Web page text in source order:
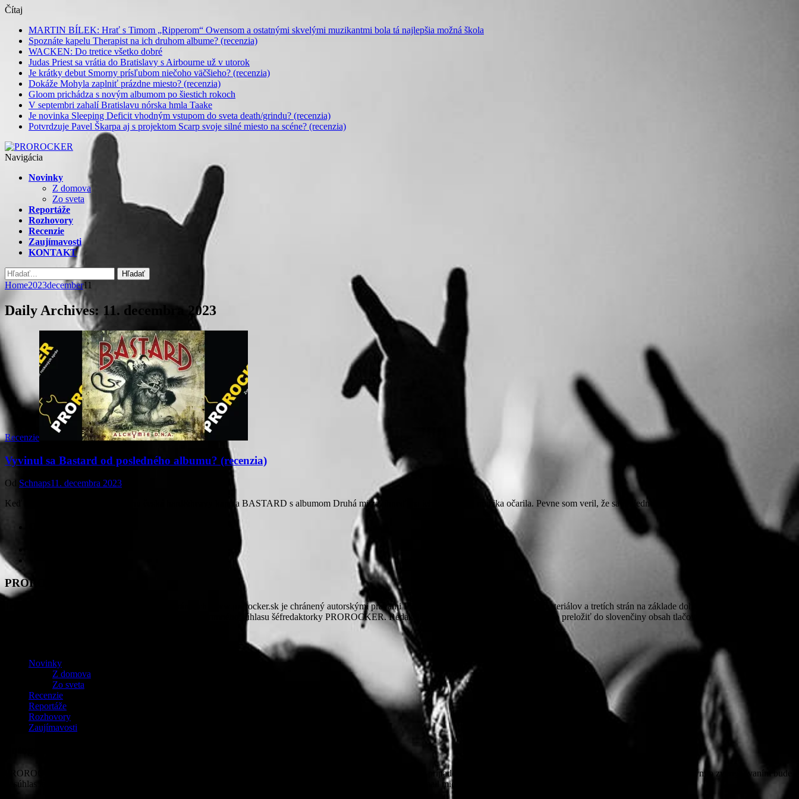
Čítaj
MARTIN BÍLEK: Hrať s Timom „Ripperom“ Owensom a ostatnými skvelými muzikantmi bola tá najlepšia možná škola
Spoznáte kapelu Therapist na ich druhom albume? (recenzia)
WACKEN: Do tretice všetko dobré
Judas Priest sa vrátia do Bratislavy s Airbourne už v utorok
Je krátky debut Smorny prísľubom niečoho väčšieho? (recenzia)
Dokáže Mohyla zaplniť prázdne miesto? (recenzia)
Gloom prichádza s novým albumom po šiestich rokoch
V septembri zahalí Bratislavu nórska hmla Taake
Je novinka Sleeping Deficit vhodným vstupom do sveta death/grindu? (recenzia)
Potvrdzuje Pavel Škarpa aj s projektom Scarp svoje silné miesto na scéne? (recenzia)
Navigácia
Novinky
Z domova
Zo sveta
Reportáže
Rozhovory
Recenzie
Zaujímavosti
KONTAKT
Hľadať
Home2023december11
Daily Archives: 11. decembra 2023
Recenzie
Vyvinul sa Bastard od posledného albumu? (recenzia)
Od Schnaps11. decembra 2023
Keď sa v roku 2020 vrátila na scénu česká hard&heavy kapela BASTARD s albumom Druhá müza, ihneď ma ich melodická muzika očarila. Pevne som veril, že sa po jednej novej nahrávke…
PROROCKER
Textový, obrazový a iný dostupný obsah na stránkach www.prorocker.sk je chránený autorskými právami PROROCKER, autorov pôvodných materiálov a tretích strán na základe dohody s redakciou. Doslovné
ani čiastočné rozširovanie obsahu nie je možné bez písomného súhlasu šéfredaktorky PROROCKER. Redakcia si vyhradzuje právo upraviť a/alebo preložiť do slovenčiny obsah tlačových správ a rozhovorov.
Novinky
Z domova
Zo sveta
Recenzie
Reportáže
Rozhovory
Zaujímavosti
PROROCKER v snahe čo najlepšie zachytiť atmosféru koncertu zhotovuje a uverejňuje aj fotografie publika. V prípade vyjadrenia nesúhlasu zúčastnených odfotografovaných osôb s týmto zverejňovaním bude
nesúhlas tejto osoby akceptovaný a fotografia z webového priestoru odstránená. Nesúhlas môžete nahlásiť na e-mail michaela@prorocker.sk